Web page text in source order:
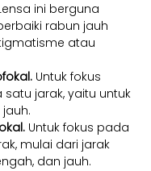
ini berguna
rabun jauh
atau
Untuk fokus
jarak, yaitu untuk
Untuk fokus pada
mulai dari jarak
dan jauh.